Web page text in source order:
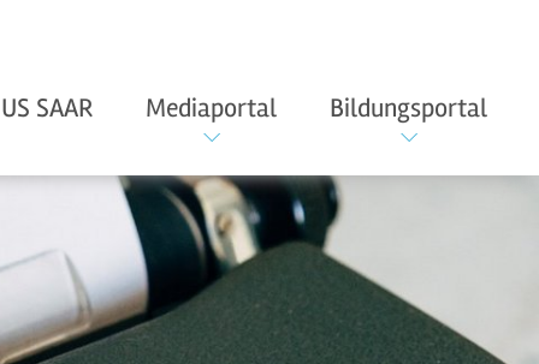
SAAR Mediaportal Bildungsportal